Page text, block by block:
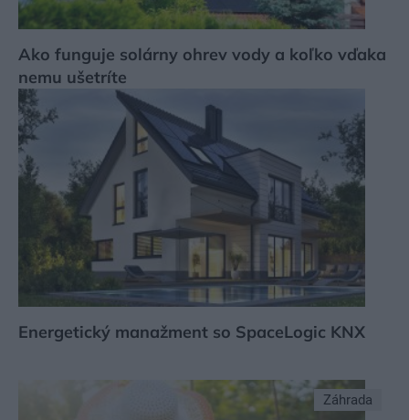
Ako funguje solárny ohrev vody a koľko vďaka
nemu ušetríte
Energetický manažment so SpaceLogic KNX
Záhrada